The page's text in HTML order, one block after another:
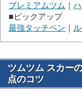
プレミアムツム
■ピックアップ
最強タッチペン
ツムツム スカー
点のコツ